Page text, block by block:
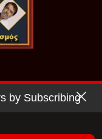
Επιχειρείν
by Subscribing